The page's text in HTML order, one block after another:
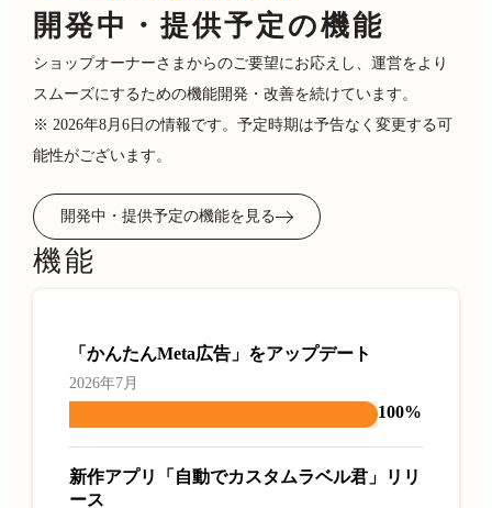
開発中・提供予定の機能
ショップオーナーさまからのご要望にお応えし、運営をより
スムーズにするための機能開発・改善を続けています。
※ 2026年8月6日の情報です。予定時期は予告なく変更する可
能性がございます。
開発中・提供予定の機能を見る
機能
「かんたんMeta広告」をアップデート
2026年7月
100%
新作アプリ「自動でカスタムラベル君」リリ
ース